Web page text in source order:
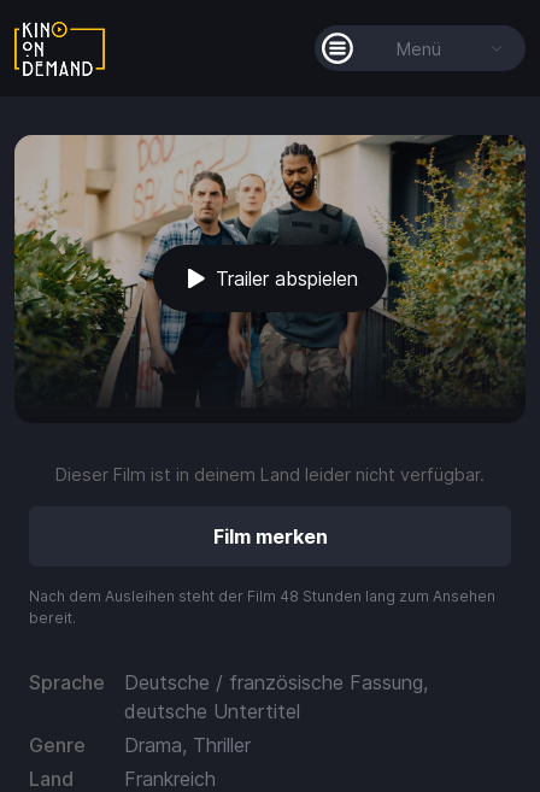
Menü
Alle Filme
Filmkollektionen
So funktioniert's
Guthaben
Einlösen
play_arrow 0:00 / 2:28 volume_up fullscreen more_vert
Trailer abspielen
Dieser Film ist in deinem Land leider nicht verfügbar.
Nach dem Ausleihen steht der Film 48 Stunden lang zum Ansehen
bereit.
Sprache
Deutsche / französische Fassung,
deutsche Untertitel
Genre
Drama, Thriller
Land
Frankreich